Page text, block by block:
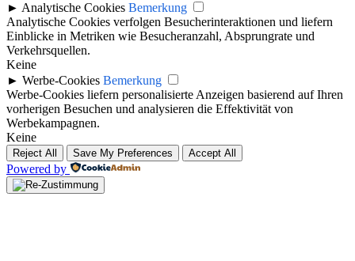
► Analytische Cookies Bemerkung
Analytische Cookies verfolgen Besucherinteraktionen und liefern
Einblicke in Metriken wie Besucheranzahl, Absprungrate und
Verkehrsquellen.
Keine
► Werbe-Cookies Bemerkung
Werbe-Cookies liefern personalisierte Anzeigen basierend auf Ihren
vorherigen Besuchen und analysieren die Effektivität von
Werbekampagnen.
Keine
Reject All Save My Preferences Accept All
Powered by